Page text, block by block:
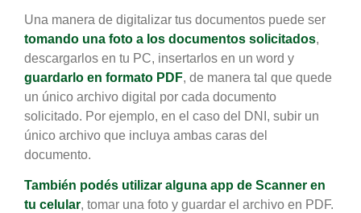
Una manera de digitalizar tus documentos puede ser
tomando una foto a los documentos solicitados,
descargarlos en tu PC, insertarlos en un word y
guardarlo en formato PDF, de manera tal que quede
un único archivo digital por cada documento
solicitado. Por ejemplo, en el caso del DNI, subir un
único archivo que incluya ambas caras del
documento.
También podés utilizar alguna app de Scanner en
tu celular, tomar una foto y guardar el archivo en PDF.